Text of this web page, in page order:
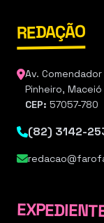
REDAÇÃO
Av.
Pinheiro, Maceió
CEP: 57057-780
(82) 3142-